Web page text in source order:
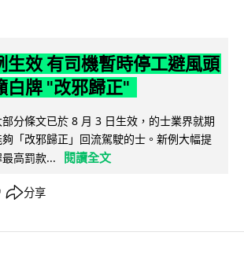
生效 有司機暫時停工避風頭
白牌 "改邪歸正"
分條文已於 8 月 3 日生效，的士業界就期
「改邪歸正」回流駕駛的士。新例大幅提
高罰款...
閱讀全文
分享